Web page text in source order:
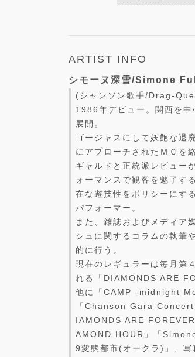
ARTIST INFO
シモーヌ深雪/Simone
(シャンソン歌手/Drag-
1986年デビュー。関西を中
展開。
ゴージャスにして妖艶な退
にアプローチされたＭＣを
ギャルドと正統派レビュー
ォーマンスで観客を魅了す
在な遊技性をポリシーにす
パフォーマー。
また、雑誌およびメディア
シュに関するコラムの執筆
的に行う。
現在のレギュラーは毎月第
れる「DIAMONDS ARE
他に「CAMP -midnight
「Chanson Gara Concert
IAMONDS ARE
AMOND HOUR」「
9変態都市(オークラ)」、